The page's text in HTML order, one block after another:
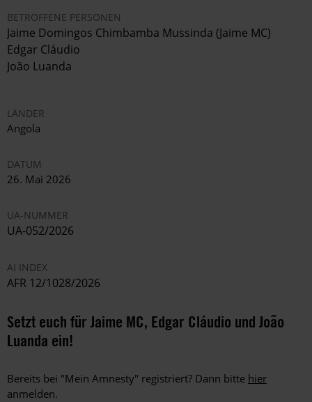
BETROFFENE PERSONEN
Jaime Domingos Chimbamba Mussinda (Jaime MC)
Edgar Cláudio
João Luanda
LÄNDER
Angola
DATUM
26. Mai 2026
UA-NUMMER
UA-052/2026
AI INDEX
AFR 12/1028/2026
Setzt euch für Jaime MC, Edgar Cláudio und João
Luanda ein!
Bereits bei "Mein Amnesty" registriert? Dann bitte hier
anmelden.